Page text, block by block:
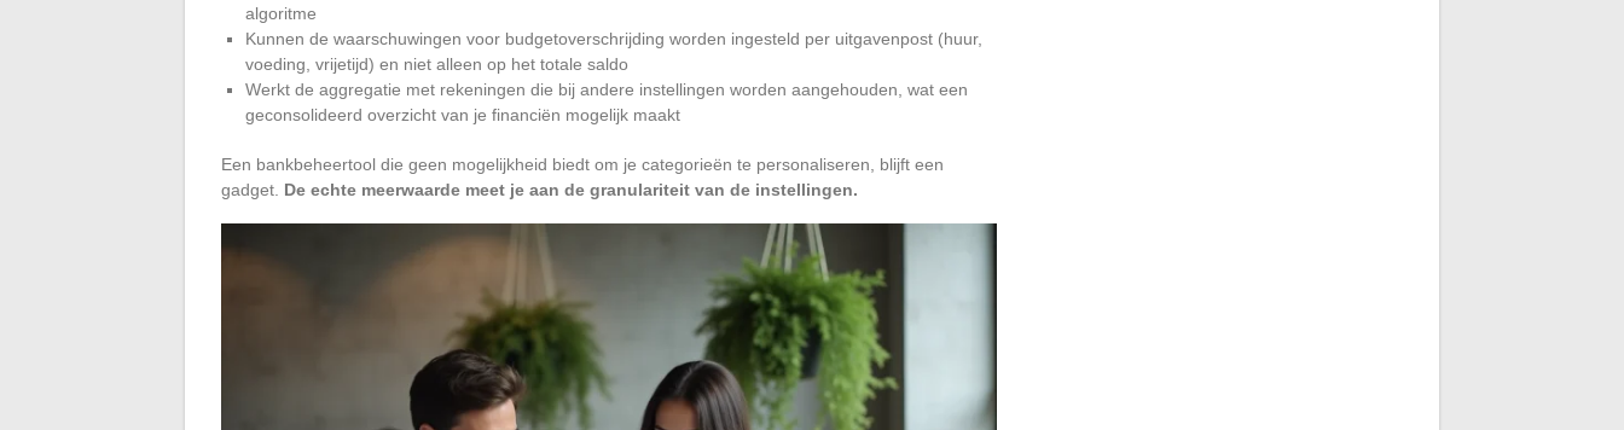
algoritme
Kunnen de waarschuwingen voor budgetoverschrijding worden ingesteld per uitgavenpost (huur,
voeding, vrijetijd) en niet alleen op het totale saldo
Werkt de aggregatie met rekeningen die bij andere instellingen worden aangehouden, wat een
geconsolideerd overzicht van je financiën mogelijk maakt
Een bankbeheertool die geen mogelijkheid biedt om je categorieën te personaliseren, blijft een
gadget. De echte meerwaarde meet je aan de granulariteit van de instellingen.